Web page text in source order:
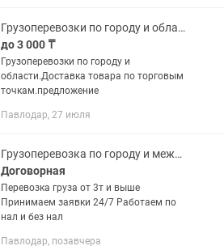
Грузоперевозки по городу и области
до 3 000 ₸
Грузоперевозки по городу и
области.Доставка товара по торговым
точкам.предложение
Павлодар, 27 июля
Грузоперевозка по городу и межгород, тент,трал, реф,бортовой, открытый
Договорная
Перевозка груза от 3т и выше
Принимаем заявки 24/7 Работаем по
нал и без нал
Павлодар, позавчера